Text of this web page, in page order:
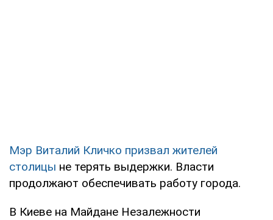
Мэр Виталий Кличко призвал жителей
столицы не терять выдержки. Власти
продолжают обеспечивать работу города.
В Киеве на Майдане Незалежности